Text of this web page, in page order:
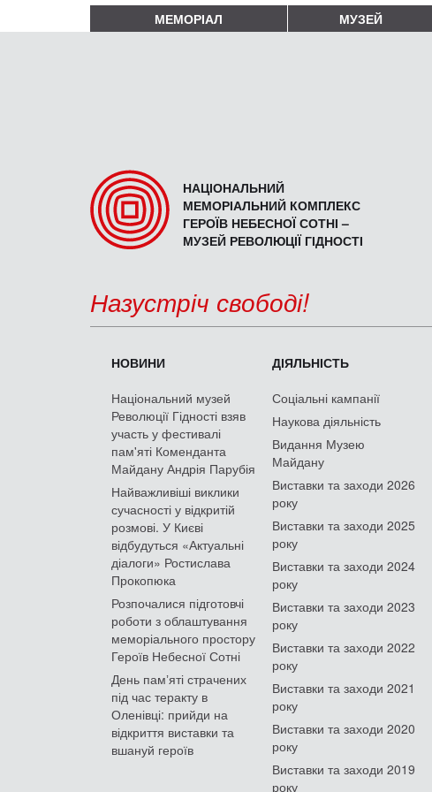
МЕМОРІАЛ МУЗЕЙ
НАЦІОНАЛЬНИЙ
МЕМОРІАЛЬНИЙ КОМПЛЕКС
ГЕРОЇВ НЕБЕСНОЇ СОТНІ –
МУЗЕЙ РЕВОЛЮЦІЇ ГІДНОСТІ
Назустріч свободі!
НОВИНИ
Національний музей
Революції Гідності взяв
участь у фестивалі
пам'яті Коменданта
Майдану Андрія Парубія
Найважливіші виклики
сучасності у відкритій
розмові. У Києві
відбудуться «Актуальні
діалоги» Ростислава
Прокопюка
Розпочалися підготовчі
роботи з облаштування
меморіального простору
Героїв Небесної Сотні
День памʼяті страчених
під час теракту в
Оленівці: прийди на
відкриття виставки та
вшануй героїв
ДІЯЛЬНІСТЬ
Соціальні кампанії
Наукова діяльність
Видання Музею
Майдану
Виставки та заходи 2026
року
Виставки та заходи 2025
року
Виставки та заходи 2024
року
Виставки та заходи 2023
року
Виставки та заходи 2022
року
Виставки та заходи 2021
року
Виставки та заходи 2020
року
Виставки та заходи 2019
року